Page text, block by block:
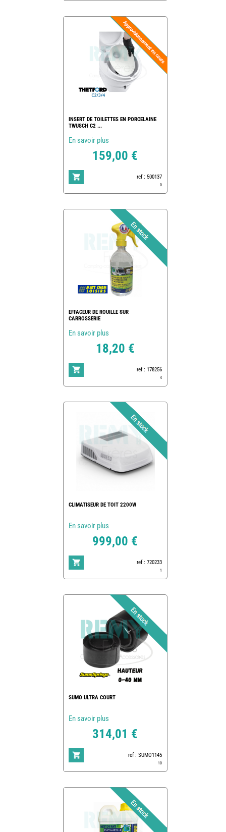
INSERT DE TOILETTES EN PORCELAINE
TWUSCH C2 ...
En savoir plus
159,00 €
ref : 500137
0
EFFACEUR DE ROUILLE SUR
CARROSSERIE
En savoir plus
18,20 €
ref : 178256
4
CLIMATISEUR DE TOIT 2200W
En savoir plus
999,00 €
ref : 720233
1
SUMO ULTRA COURT
En savoir plus
314,01 €
ref : SUMO1145
10